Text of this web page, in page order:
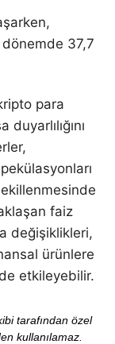
dönemde 37,7
para
faiz
değişiklikleri,
ürünlere
etkileyebilir.
tarafından özel
kullanılamaz.